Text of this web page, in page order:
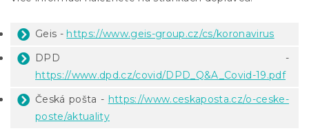
Geis - https://www.geis-group.cz/cs/koronavirus
DPD -
https://www.dpd.cz/covid/DPD_Q&A_Covid-19.pdf
Česká pošta - https://www.ceskaposta.cz/o-ceske-
poste/aktuality